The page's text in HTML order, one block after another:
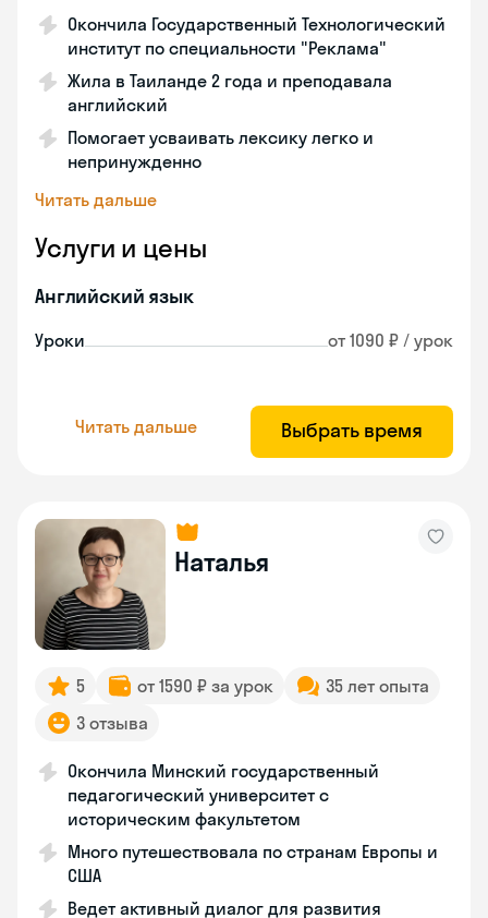
Окончила Государственный Технологический
институт по специальности "Реклама"
Жила в Таиланде 2 года и преподавала
английский
Помогает усваивать лексику легко и
непринужденно
Читать дальше
Услуги и цены
Английский язык
Уроки от 1090 ₽ / урок
Читать дальше Выбрать время
Наталья
5 от 1590 ₽ за урок
35 лет опыта
3 отзыва
Окончила Минский государственный
педагогический университет с
историческим факультетом
Много путешествовала по странам Европы и
США
Ведет активный диалог для развития